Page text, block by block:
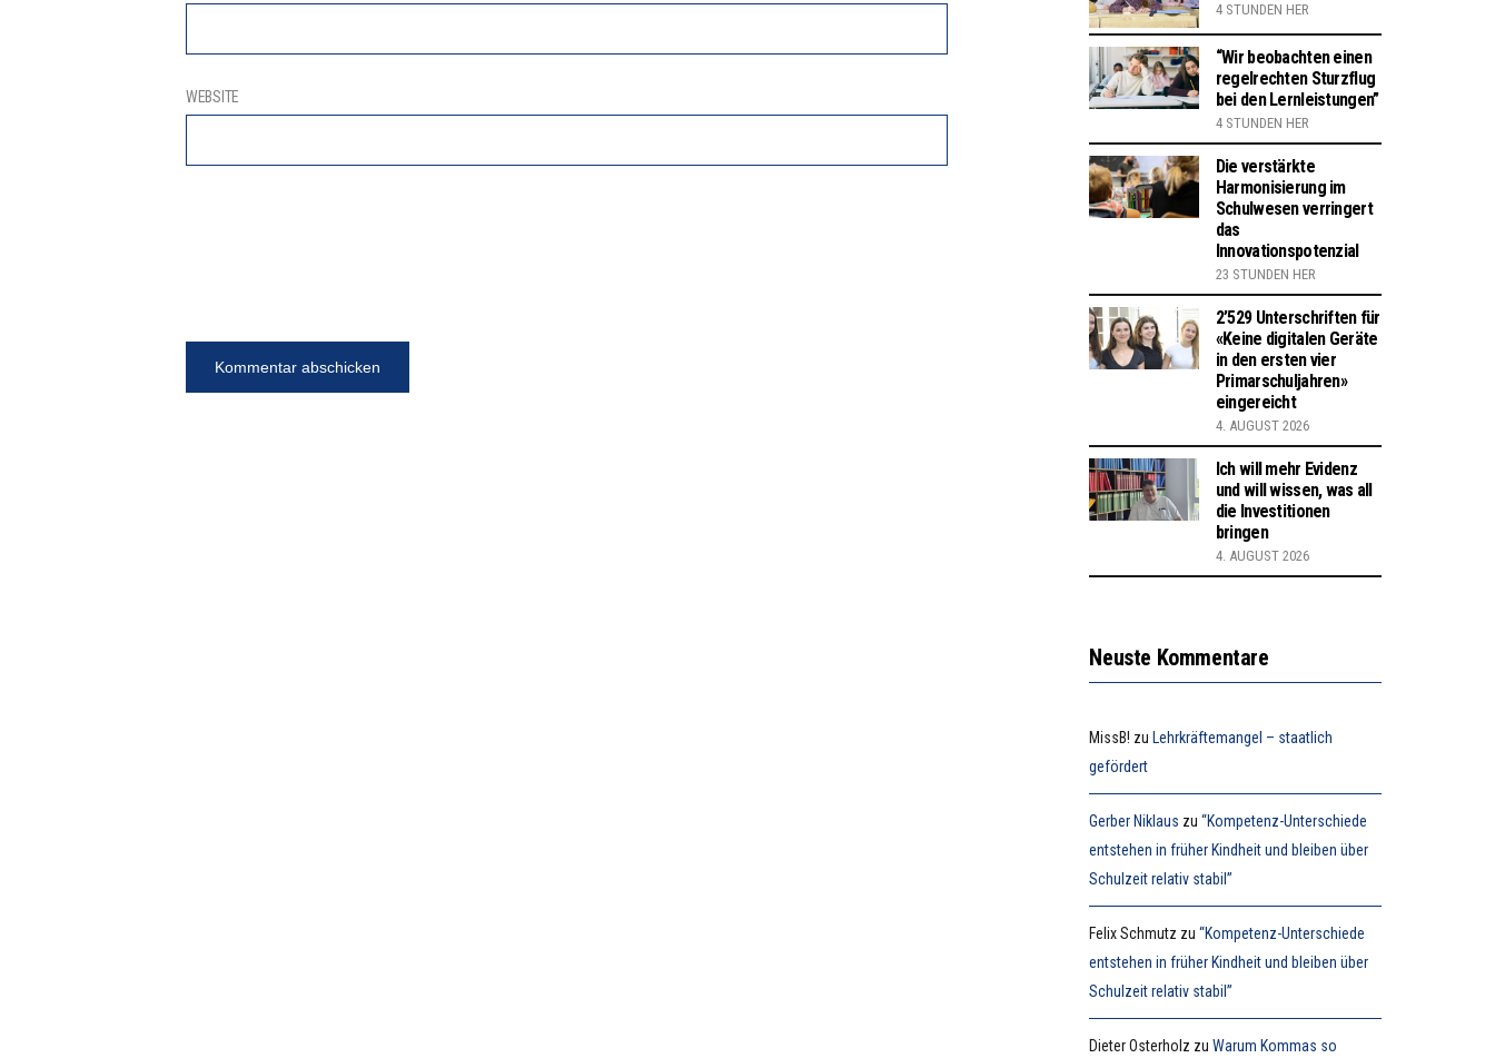
WEBSITE
4 STUNDEN HER
“Wir beobachten einen
regelrechten Sturzflug
bei den Lernleistungen”
4 STUNDEN HER
Die verstärkte
Harmonisierung im
Schulwesen verringert
das
Innovationspotenzial
23 STUNDEN HER
2’529 Unterschriften für
«Keine digitalen Geräte
in den ersten vier
Primarschuljahren»
eingereicht
4. AUGUST 2026
Ich will mehr Evidenz
und will wissen, was all
die Investitionen
bringen
4. AUGUST 2026
Neuste Kommentare
MissB! zu Lehrkräftemangel – staatlich
gefördert
Gerber Niklaus zu“Kompetenz-Unterschiede
entstehen in früher Kindheit und bleiben über
Schulzeit relativ stabil”
Felix Schmutz zu“Kompetenz-Unterschiede
entstehen in früher Kindheit und bleiben über
Schulzeit relativ stabil”
Dieter Osterholz zuWarum Kommas so